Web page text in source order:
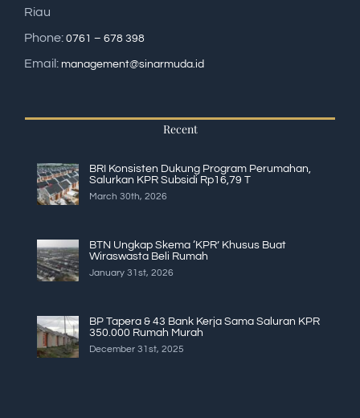
Riau
Phone: 0761 – 678 398
Email: management@sinarmuda.id
Recent
BRI Konsisten Dukung Program Perumahan,
Salurkan KPR Subsidi Rp16,79 T
March 30th, 2026
BTN Ungkap Skema ‘KPR’ Khusus Buat
Wiraswasta Beli Rumah
January 31st, 2026
BP Tapera & 43 Bank Kerja Sama Saluran KPR
350.000 Rumah Murah
December 31st, 2025